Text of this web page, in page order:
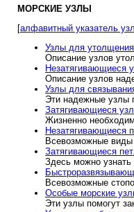
МОРСКИЕ УЗЛЫ
[алфавитный указатель
Узлы для
Описание узлов
Незатягивающиеся
Описание узлов
Узлы для
Эти надежные узлы
Затягивающиеся
Жизненно
Незатягивающиеся
Всевозможные
Затягивающиеся
Здесь можно
Всевозможные
Особые морские
Эти узлы помогут